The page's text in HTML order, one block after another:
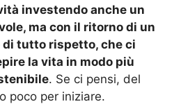
investendo anche un
ma con il ritorno di un
tutto rispetto, che ci
la vita in modo più
. Se ci pensi, del
poco per iniziare.